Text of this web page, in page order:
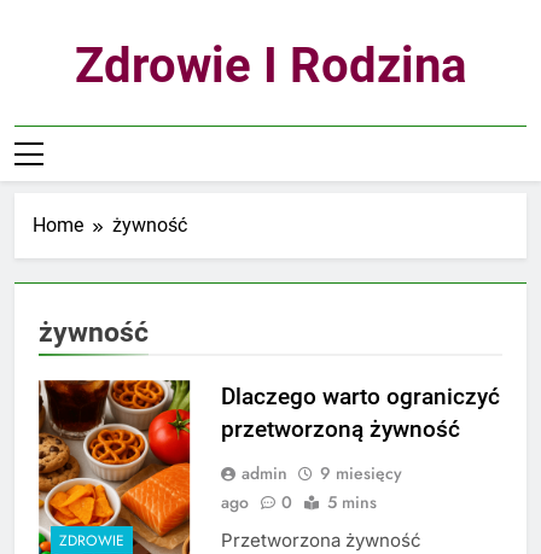
Zdrowie I Rodzina
Home żywność
żywność
ZDROWIE
Dlaczego warto ograniczyć
przetworzoną żywność
admin
9 miesięcy
ago
0 5 mins
Przetworzona żywność